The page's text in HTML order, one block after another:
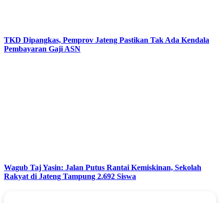
TKD Dipangkas, Pemprov Jateng Pastikan Tak Ada Kendala
Pembayaran Gaji ASN
Wagub Taj Yasin: Jalan Putus Rantai Kemiskinan, Sekolah
Rakyat di Jateng Tampung 2.692 Siswa